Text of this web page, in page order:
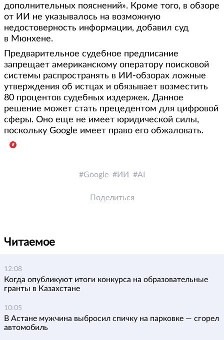
дополнительных пояснений». Кроме того, в обзоре
от ИИ не указывалось на возможную
недостоверность информации, добавил суд
в Мюнхене.
Предварительное судебное предписание
запрещает американскому оператору поисковой
системы распространять в ИИ-обзорах ложные
утверждения об истцах и обязывает возместить
80 процентов судебных издержек. Данное
решение может стать прецедентом для цифровой
сферы. Оно еще не имеет юридической силы,
поскольку Google имеет право его обжаловать.
Google ИИ AI
Поделиться
Читаемое
12:08
Когда опубликуют итоги конкурса на образовательные
гранты в Казахстане
10:05
В Астане мужчина выбросил спичку на парковке — сгорел
автомобиль